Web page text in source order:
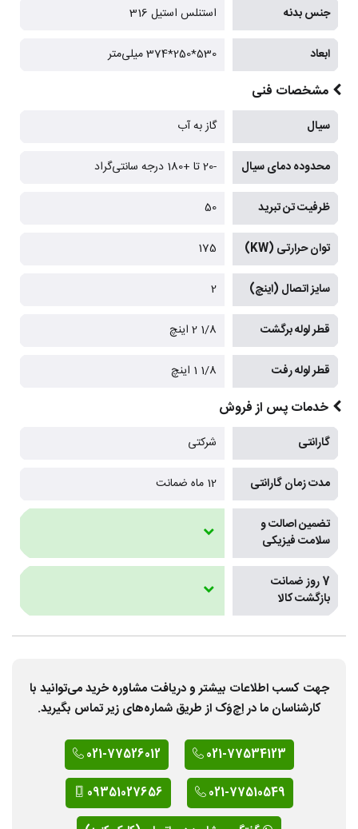
جنس بدنه استنلس استیل 316
ابعاد 530*250*374 میلی‌متر
مشخصات فنی
سیال گاز به آب
محدوده دمای سیال -20 تا +180 درجه سانتی‌گراد
ظرفیت تن تبرید 50
توان حرارتی (KW) 175
سایز اتصال (اینچ) 2
قطر لوله برگشت 1/8 2 اینچ
قطر لوله رفت 1/8 1 اینچ
خدمات پس از فروش
گارانتی شرکتی
مدت زمان گارانتی 12 ماه ضمانت
تضمین اصالت و
سلامت فیزیکی
7 روز ضمانت
بازگشت کالا
جهت کسب اطلاعات بیشتر و دریافت مشاوره خرید می‌توانید با
کارشناسان ما در اِچ‌وَک از طریق شماره‌های زیر تماس بگیرید.
021-77534123
021-77526012
021-77510549
09351027656